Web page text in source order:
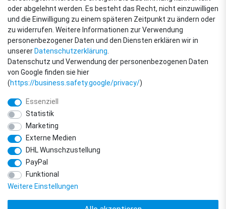
ZAHLUNGSARTEN
© Copyright 2018 - 2026 filter-direkt. Alle Rechte vorbehalten. / *Alle Preise
verstehen sich inkl. MwSt. und zzgl. Versandkosten.
oder abgelehnt werden. Es besteht das Recht, nicht einzuwilligen
und die Einwilligung zu einem späteren Zeitpunkt zu ändern oder
zu widerrufen. Weitere Informationen zur Verwendung
personenbezogener Daten und den Diensten erklären wir in
unserer Daten­schutz­erklärung
Datenschutz und Verwendung der personenbezogenen Daten
von Google finden sie hier
(https://business.safety.google/privacy/)
Essenziell
Statistik
Marketing
Externe Medien
DHL Wunschzustellung
PayPal
Funktional
Weitere Einstellungen